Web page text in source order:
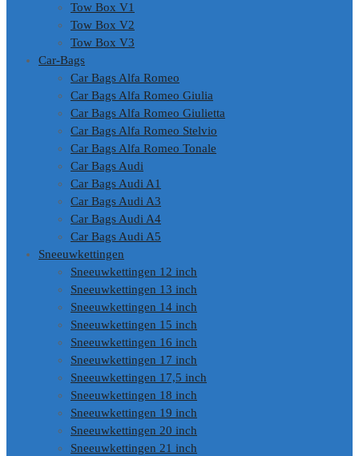
Tow Box V1
Tow Box V2
Tow Box V3
Car-Bags
Car Bags Alfa Romeo
Car Bags Alfa Romeo Giulia
Car Bags Alfa Romeo Giulietta
Car Bags Alfa Romeo Stelvio
Car Bags Alfa Romeo Tonale
Car Bags Audi
Car Bags Audi A1
Car Bags Audi A3
Car Bags Audi A4
Car Bags Audi A5
Sneeuwkettingen
Sneeuwkettingen 12 inch
Sneeuwkettingen 13 inch
Sneeuwkettingen 14 inch
Sneeuwkettingen 15 inch
Sneeuwkettingen 16 inch
Sneeuwkettingen 17 inch
Sneeuwkettingen 17,5 inch
Sneeuwkettingen 18 inch
Sneeuwkettingen 19 inch
Sneeuwkettingen 20 inch
Sneeuwkettingen 21 inch